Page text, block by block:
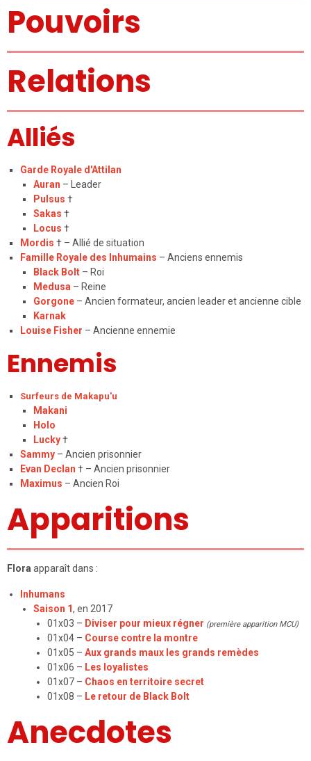
Pouvoirs
Relations
Alliés
Garde Royale d'Attilan
Auran – Leader
Pulsus †
Sakas †
Locus †
Mordis † – Allié de situation
Famille Royale des Inhumains – Anciens ennemis
Black Bolt – Roi
Medusa – Reine
Gorgone – Ancien formateur, ancien leader et ancienne cible
Karnak
Louise Fisher – Ancienne ennemie
Ennemis
Surfeurs de Makapu'u
Makani
Holo
Lucky †
Sammy – Ancien prisonnier
Evan Declan † – Ancien prisonnier
Maximus – Ancien Roi
Apparitions
Flora apparaît dans :
Inhumans
Saison 1, en 2017
01x03 – Diviser pour mieux régner (première apparition MCU)
01x04 – Course contre la montre
01x05 – Aux grands maux les grands remèdes
01x06 – Les loyalistes
01x07 – Chaos en territoire secret
01x08 – Le retour de Black Bolt
Anecdotes